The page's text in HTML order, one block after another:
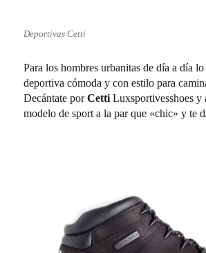
Deportivas Cetti
Para los hombres urbanitas de día a día
deportiva cómoda y con estilo para
Decántate porCetti Luxsportivesshoes y
modelo de sport a la par que «chic» y te